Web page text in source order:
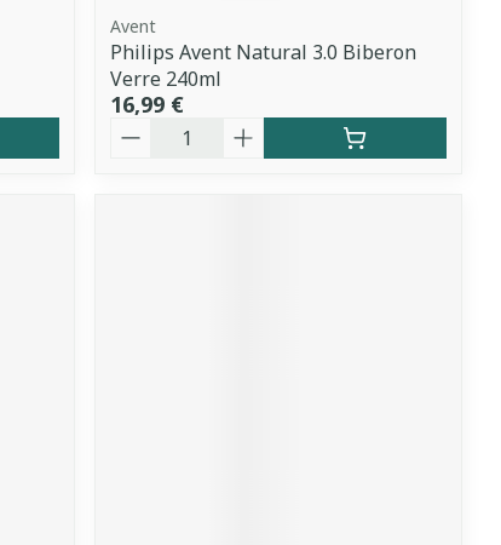
Avent
Philips Avent Natural 3.0 Biberon
Verre 240ml
16,99 €
Quantité